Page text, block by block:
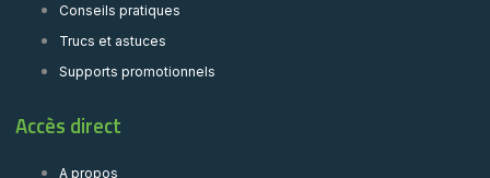
Conseils pratiques
Trucs et astuces
Supports promotionnels
Accès direct
A propos